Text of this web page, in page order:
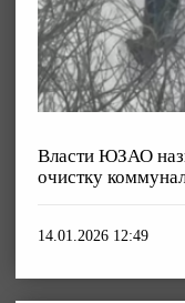
Власти ЮЗАО
очистку
14.01.2026 12:49